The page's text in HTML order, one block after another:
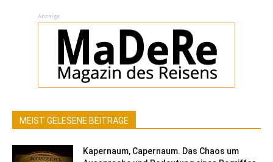
Anzeige
MEIST GELESENE BEITRÄGE
Kapernaum, Capernaum. Das Chaos um